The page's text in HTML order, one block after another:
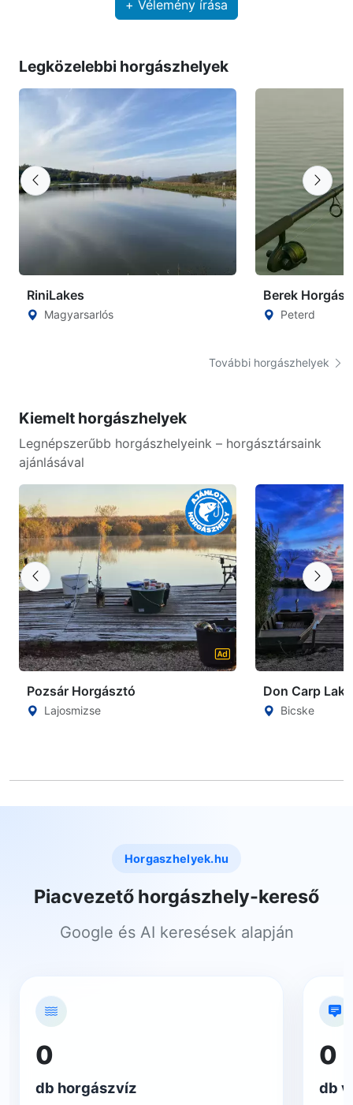
+ Vélemény írása
Legközelebbi horgászhelyek
RiniLakes
Magyarsarlós
Berek
Peterd
További horgászhelyek
Kiemelt horgászhelyek
Legnépszerűbb horgászhelyeink – horgásztársaink
ajánlásával
Pozsár Horgásztó
Lajosmizse
Don Carp Lake
Bicske
Horgaszhelyek.hu
Piacvezető horgászhely-kereső
Google és AI keresések alapján
0
db horgászvíz
0
db